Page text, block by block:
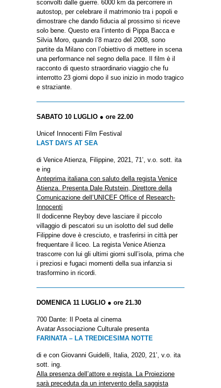
sconvolti dalle guerre. 6000 km da percorrere in
autostop, per celebrare il matrimonio tra i popoli e
dimostrare che dando fiducia al prossimo si riceve
solo bene. Questo era l’intento di Pippa Bacca e
Silvia Moro, quando l’8 marzo del 2008, sono
partite da Milano con l’obiettivo di mettere in scena
una performance nel segno della pace. Il film è il
racconto di questo straordinario viaggio che fu
interrotto 23 giorni dopo il suo inizio in modo tragico
e straziante.
SABATO 10 LUGLIO ● ore 22.00
Unicef Innocenti Film Festival
LAST DAYS AT SEA
di Venice Atienza, Filippine, 2021, 71’, v.o. sott. ita
e ing
Anteprima italiana con saluto della regista Venice
Atienza. Presenta Dale Rutstein, Direttore della
Comunicazione dell’UNICEF Office of Research-
Innocenti
Il dodicenne Reyboy deve lasciare il piccolo
villaggio di pescatori su un isolotto del sud delle
Filippine dove è cresciuto, e trasferirsi in città per
frequentare il liceo. La regista Venice Atienza
trascorre con lui gli ultimi giorni sull’isola, prima che
i preziosi e fugaci momenti della sua infanzia si
trasformino in ricordi.
DOMENICA 11 LUGLIO ● ore 21.30
700 Dante: Il Poeta al cinema
Avatar Associazione Culturale presenta
FARINATA – LA TREDICESIMA NOTTE
di e con Giovanni Guidelli, Italia, 2020, 21’, v.o. ita
sott. ing.
Alla presenza dell’attore e regista. La Proiezione
sarà preceduta da un intervento della saggista